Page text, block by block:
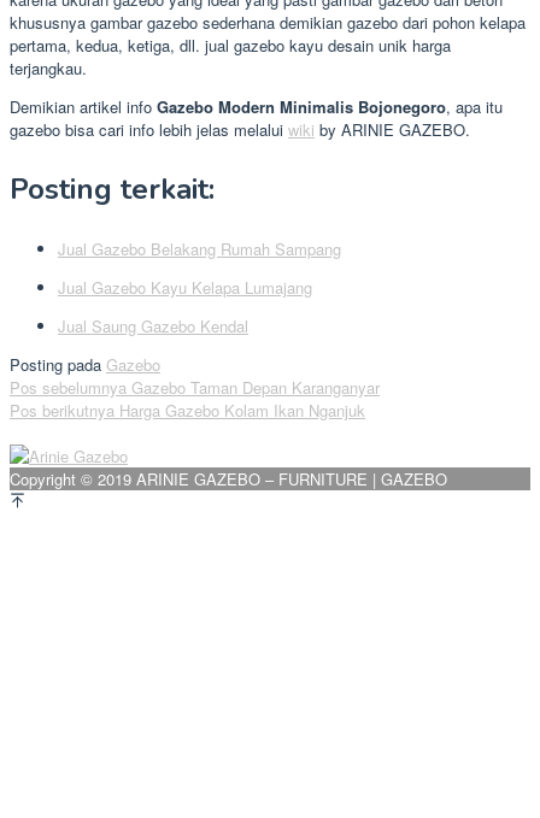
khususnya gambar gazebo sederhana demikian gazebo dari pohon kelapa
pertama, kedua, ketiga, dll. jual gazebo kayu desain unik harga
terjangkau.
Demikian artikel info Gazebo Modern Minimalis Bojonegoro, apa itu
gazebo bisa cari info lebih jelas melalui wiki by ARINIE GAZEBO.
Posting terkait:
Jual Gazebo Belakang Rumah Sampang
Jual Gazebo Kayu Kelapa Lumajang
Jual Saung Gazebo Kendal
Posting pada Gazebo
Navigasi
pos
Pos sebelumnya Gazebo Taman Depan Karanganyar
Pos berikutnya Harga Gazebo Kolam Ikan Nganjuk
Copyright © 2019 ARINIE GAZEBO – FURNITURE | GAZEBO